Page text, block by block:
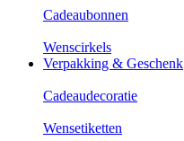
Cadeaubonnen
Wenscirkels
Verpakking & Geschenk
Cadeaudecoratie
Wensetiketten